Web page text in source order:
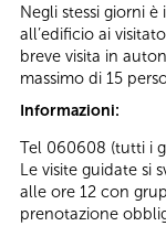
Negli stessi giorni
all’edificio ai
breve visita in
massimo di 15
Informazioni:
Tel 060608 (tutti i
Le visite guidate si
alle ore 12 con
prenotazione